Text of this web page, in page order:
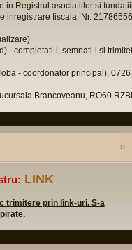
in Registrul asociatiilor si
inregistrare fiscala: Nr.
- completati-l, semnati-l si
- coordonator principal),
Brancoveanu, RO60
LINK
trimitere prin link-uri. S-a